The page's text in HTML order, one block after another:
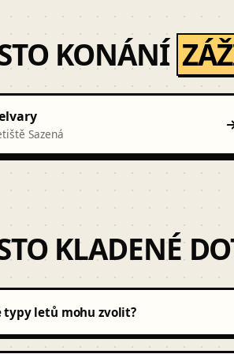
KONÁNÍ
Sazená
KLADENÉ
typy letů mohu zvolit?